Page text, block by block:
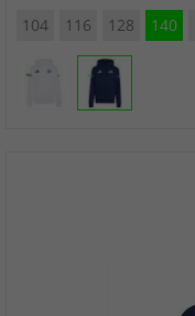
104 116 128 140